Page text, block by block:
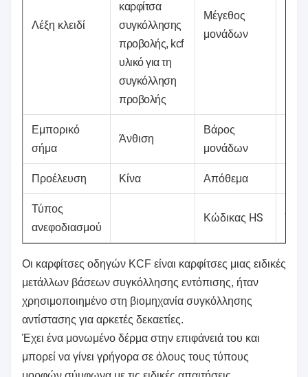
Λέξη κλειδί
καρφίτσα
συγκόλλησης
προβολής, kcf
υλικό για τη
συγκόλληση
προβολής
Μέγεθος
μονάδων
Εμπορικό
σήμα
Άνθιση
Βάρος
μονάδων
Προέλευση Κίνα Απόθεμα
Τύπος
ανεφοδιασμού
Κώδικας HS
Οι καρφίτσες οδηγών KCF είναι καρφίτσες μιας ειδικές
μετάλλων βάσεων συγκόλλησης εντόπισης, ήταν
χρησιμοποιημένο στη βιομηχανία συγκόλλησης
αντίστασης για αρκετές δεκαετίες.
Έχει ένα μονωμένο δέρμα στην επιφάνειά του και
μπορεί να γίνει γρήγορα σε όλους τους τύπους